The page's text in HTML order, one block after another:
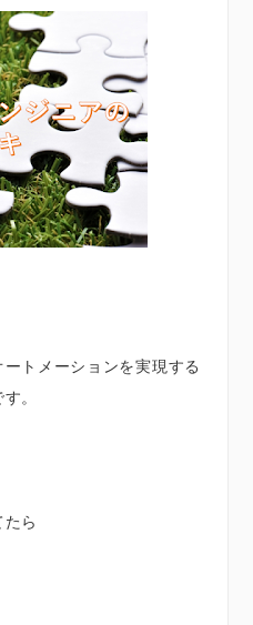
トメーションを実現する
。
ら